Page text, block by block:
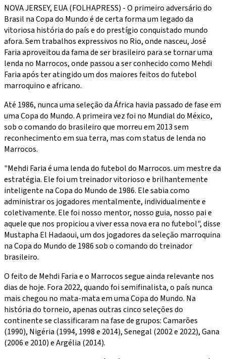
NOVA JERSEY, EUA (FOLHAPRESS) - O primeiro adversário do
Brasil na Copa do Mundo é de certa forma um legado da
vitoriosa história do país e do prestígio conquistado mundo
afora. Sem trabalhos expressivos no Rio, onde nasceu, José
Faria aproveitou da fama de ser brasileiro para se tornar uma
lenda no Marrocos, onde passou a ser conhecido como Mehdi
Faria após ter atingido um dos maiores feitos do futebol
marroquino e africano.
Até 1986, nunca uma seleção da África havia passado de fase em
uma Copa do Mundo. A primeira vez foi no Mundial do México,
sob o comando do brasileiro que morreu em 2013 sem
reconhecimento em sua terra, mas com status de lenda no
Marrocos.
"Mehdi Faria é uma lenda do futebol do Marrocos. um mestre da
estratégia. Ele foi um treinador vitorioso e brilhantemente
inteligente na Copa do Mundo de 1986. Ele sabia como
administrar os jogadores mentalmente, individualmente e
coletivamente. Ele foi nosso mentor, nosso guia, nosso pai e
aquele que nos propiciou a viver essa nova era no futebol", disse
Mustapha El Hadaoui, um dos jogadores da seleção marroquina
na Copa do Mundo de 1986 sob o comando do treinador
brasileiro.
O feito de Mehdi Faria e o Marrocos segue ainda relevante nos
dias de hoje. Fora 2022, quando foi semifinalista, o país nunca
mais chegou no mata-mata em uma Copa do Mundo. Na
história do torneio, apenas outras cinco seleções do
continente se classificaram na fase de grupos: Camarões
(1990), Nigéria (1994, 1998 e 2014), Senegal (2002 e 2022), Gana
(2006 e 2010) e Argélia (2014).